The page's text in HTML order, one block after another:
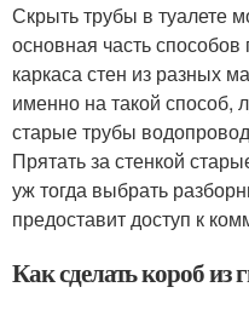
Скрыть трубы в туалете
основная часть
каркаса стен из разных
именно на такой способ,
старые трубы
Прятать за стенкой
уж тогда выбрать
предоставит доступ к
Как сделать короб из